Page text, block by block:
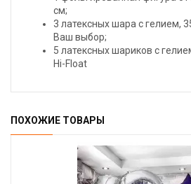
см;
3 латексных шара с гелием,
Ваш выбор;
5 латексных шариков с
Hi-Float
ПОХОЖИЕ ТОВАРЫ